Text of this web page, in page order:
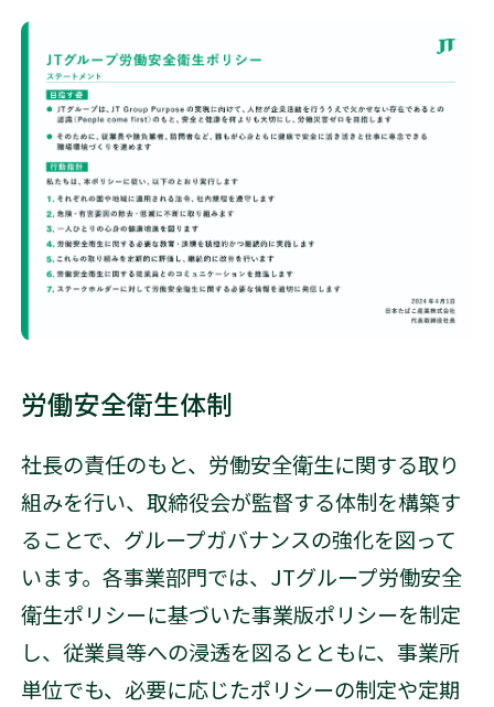
労働安全衛生体制
社長の責任のもと、労働安全衛生に関する取り
組みを行い、取締役会が監督する体制を構築す
ることで、グループガバナンスの強化を図って
います。各事業部門では、JTグループ労働安全
衛生ポリシーに基づいた事業版ポリシーを制定
し、従業員等への浸透を図るとともに、事業所
単位でも、必要に応じたポリシーの制定や定期